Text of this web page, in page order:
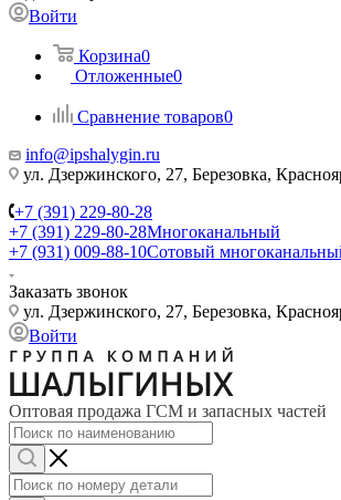
Войти
Корзина0
Отложенные0
Сравнение товаров0
info@ipshalygin.ru
ул. Дзержинского, 27, Березовка,
+7 (391) 229-80-28
+7 (391) 229-80-28Многоканальный
+7 (931) 009-88-10Сотовый
Заказать звонок
ул. Дзержинского, 27, Березовка,
Войти
Оптовая продажа ГСМ и запасных частей